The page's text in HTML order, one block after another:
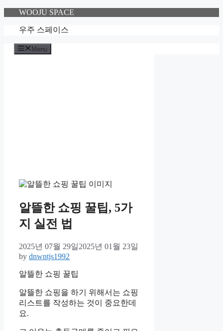
content
WOOJU SPACE
우주 스페이스
Menu
알뜰한 쇼핑 꿀팁, 5가
지 실전 법
2025년 07월 29일2025년 01월 23일
by dnwntjs1992
알뜰한 쇼핑 꿀팁
알뜰한 쇼핑을 하기 위해서는 쇼핑
리스트를 작성하는 것이 중요한데
요.